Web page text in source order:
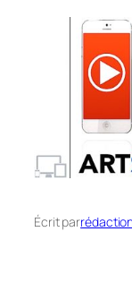
Écrit par